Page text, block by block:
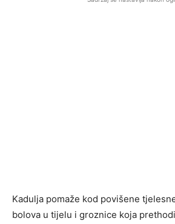
Kadulja pomaže kod povišene
bolova u tijelu i groznice koja